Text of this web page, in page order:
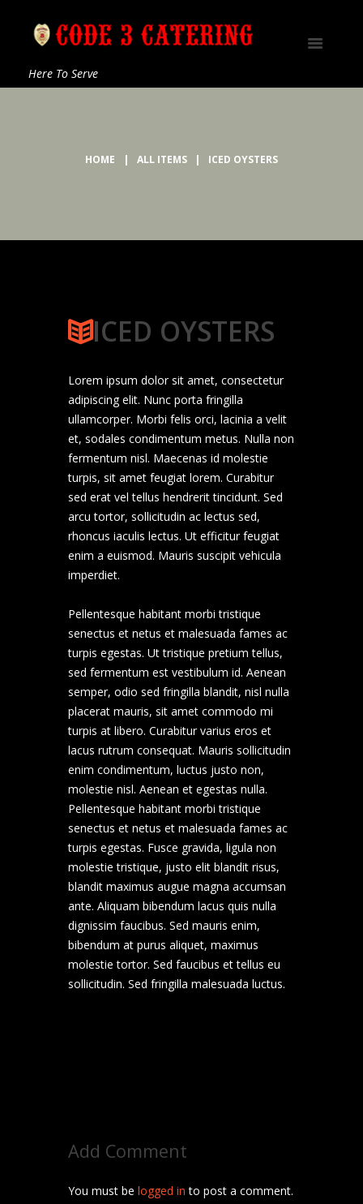
Here To Serve
HOME ALL ITEMS ICED OYSTERS
ICED OYSTERS
Lorem ipsum dolor sit amet, consectetur
adipiscing elit. Nunc porta fringilla
ullamcorper. Morbi felis orci, lacinia a velit
et, sodales condimentum metus. Nulla non
fermentum nisl. Maecenas id molestie
turpis, sit amet feugiat lorem. Curabitur
sed erat vel tellus hendrerit tincidunt. Sed
arcu tortor, sollicitudin ac lectus sed,
rhoncus iaculis lectus. Ut efficitur feugiat
enim a euismod. Mauris suscipit vehicula
imperdiet.
Pellentesque habitant morbi tristique
senectus et netus et malesuada fames ac
turpis egestas. Ut tristique pretium tellus,
sed fermentum est vestibulum id. Aenean
semper, odio sed fringilla blandit, nisl nulla
placerat mauris, sit amet commodo mi
turpis at libero. Curabitur varius eros et
lacus rutrum consequat. Mauris sollicitudin
enim condimentum, luctus justo non,
molestie nisl. Aenean et egestas nulla.
Pellentesque habitant morbi tristique
senectus et netus et malesuada fames ac
turpis egestas. Fusce gravida, ligula non
molestie tristique, justo elit blandit risus,
blandit maximus augue magna accumsan
ante. Aliquam bibendum lacus quis nulla
dignissim faucibus. Sed mauris enim,
bibendum at purus aliquet, maximus
molestie tortor. Sed faucibus et tellus eu
sollicitudin. Sed fringilla malesuada luctus.
Add Comment
You must be logged in to post a comment.